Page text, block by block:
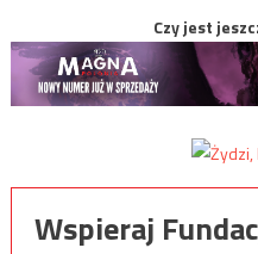
Czy jest
Wspieraj